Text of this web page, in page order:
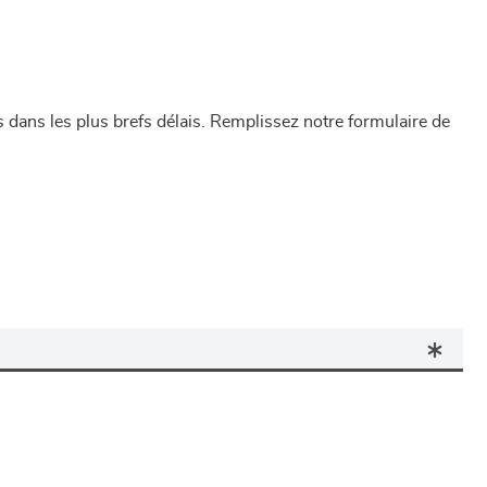
les plus brefs délais. Remplissez notre formulaire de